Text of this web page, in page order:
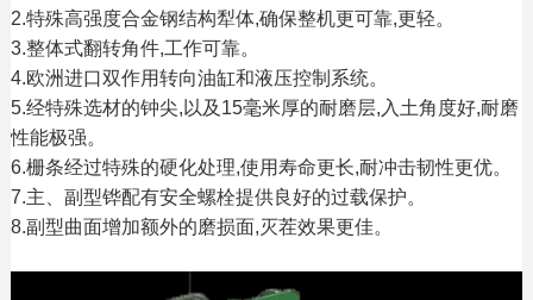
2.特殊高强度合金钢结构犁体,确保整机更可靠,更轻。
3.整体式翻转角件,工作可靠。
4.欧洲进口双作用转向油缸和液压控制系统。
5.经特殊选材的钟尖,以及15毫米厚的耐磨层,入土角度好,耐磨
性能极强。
6.栅条经过特殊的硬化处理,使用寿命更长,耐冲击韧性更优。
7.主、副型铧配有安全螺栓提供良好的过载保护。
8.副型曲面增加额外的磨损面,灭茬效果更佳。